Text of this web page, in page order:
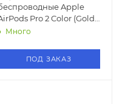
Apple
Pro 2 Color (Gold/
Много
ПОД ЗАКАЗ